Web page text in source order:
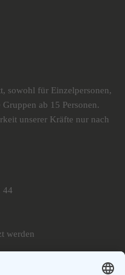
sowohl für Einzelpersonen,
ab 15 Personen.
unserer Kräfte nur nach
44
werden